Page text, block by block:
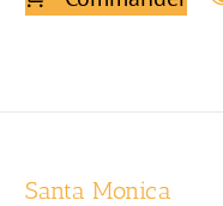
Santa Monica